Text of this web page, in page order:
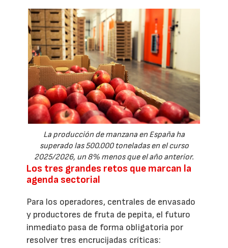
La producción de manzana en España ha
superado las 500.000 toneladas en el curso
2025/2026, un 8% menos que el año anterior.
Los tres grandes retos que marcan la
agenda sectorial
Para los operadores, centrales de envasado
y productores de fruta de pepita, el futuro
inmediato pasa de forma obligatoria por
resolver tres encrucijadas críticas: